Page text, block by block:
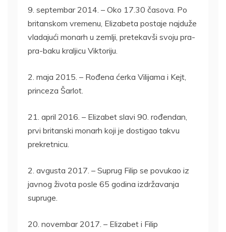
9. septembar 2014. – Oko 17.30 časova. Po
britanskom vremenu, Elizabeta postaje najduže
vladajući monarh u zemlji, pretekavši svoju pra-
pra-baku kraljicu Viktoriju.
2. maja 2015. – Rođena ćerka Vilijama i Kejt,
princeza Šarlot.
21. april 2016. – Elizabet slavi 90. rođendan,
prvi britanski monarh koji je dostigao takvu
prekretnicu.
2. avgusta 2017. – Suprug Filip se povukao iz
javnog života posle 65 godina izdržavanja
supruge.
20. novembar 2017. – Elizabet i Filip